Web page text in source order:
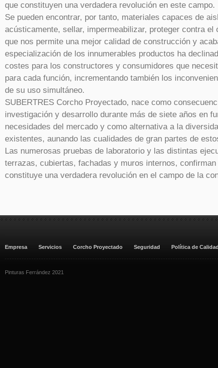
que constituyen una verdadera revolución en este campo.
Se pueden encontrar, por tanto, materiales capaces de
acústicamente, sellar, impermeabilizar, proteger contra el
que nos permite una mejor calidad de construcción y
especialización de los innumerables productos ha
costes para los constructores y consumidores que
para cada función, incrementando también los
de su uso simultáneo.
SUBERTRES Corcho Proyectado, nace como
investigación y desarrollo durante más de siete años en
necesidades del mercado y como alternativa a la
existentes, aunando las cualidades de gran partes de
Las numerosas pruebas de laboratorio y las distintas
terrazas, cubiertas, fachadas y muros internos, confirman
constituye una verdadera revolución en el campo de la
Empresa Servicios Corcho Proyectado Seguridad Política de
Pinturas Ferrández 2021